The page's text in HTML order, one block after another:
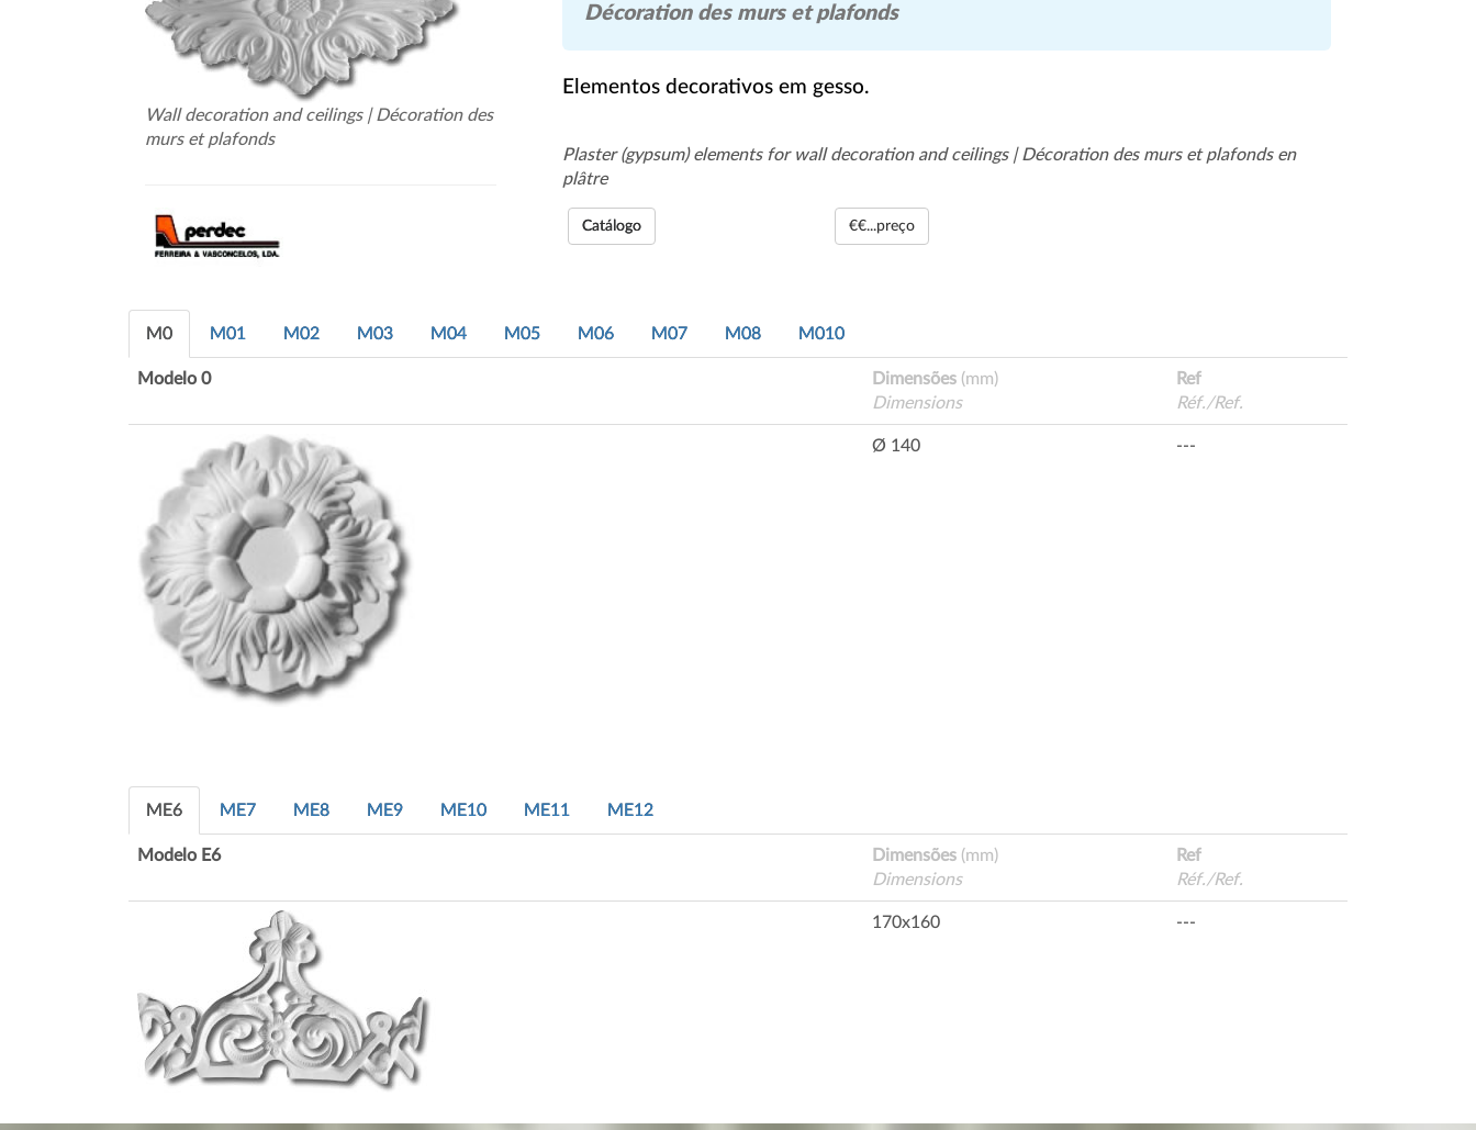
Wall decoration and ceilings | Décoration des
murs et plafonds
Décoration des murs et plafonds
Elementos decorativos em gesso.
Plaster (gypsum) elements for wall decoration and ceilings | Décoration des murs et plafonds en
plâtre
Catálogo €€...preço
M0 M01 M02 M03 M04 M05 M06 M07 M08 M010
Modelo 0 Dimensões (mm)
Dimensions
Ref
Réf./Ref.
Ø 140 ---
ME6 ME7 ME8 ME9 ME10 ME11 ME12
Modelo E6 Dimensões (mm)
Dimensions
Ref
Réf./Ref.
170x160 ---